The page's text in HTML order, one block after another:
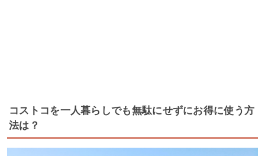
コストコを一人暮らしでも無駄にせずにお得に使う方
法は？